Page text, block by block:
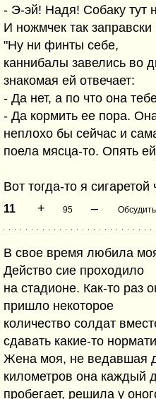
- Э-эй! Надя! Собаку тут
И ножмчек так
"Ну ни финты себе,
каннибалы завелись во
знакомая ей отвечает:
- Да нет, а по что она
- Да кормить ее пора.
неплохо бы сейчас и
поела мясца-то. Опять
Вот тогда-то я
11 + 95 – Обсудить
В свое время любила
Действо сие проходило
на стадионе. Как-то раз
пришло некоторое
количество солдат
сдавать какие-то
Жена моя, не ведавшая
километров она каждый
пробегает, решила у